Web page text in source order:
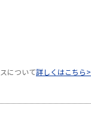
について詳しくはこちら>